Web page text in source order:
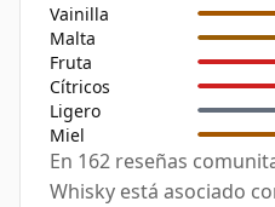
Vainilla
Malta
Fruta
Cítricos
Ligero
Miel
En 162 reseñas
Whisky está asociado